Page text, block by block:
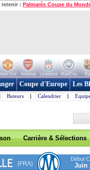
retenir : Palmarès Coupe du
Man Utd Arsenal Liverpool ManCity
Coupe d'Europe Les
Buteurs | Calendrier |
Carrière & Sélections
(FRA)
Début
Juin